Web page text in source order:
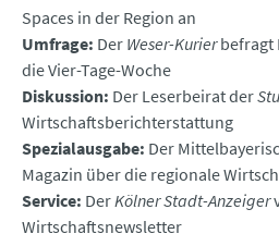
Spaces in der Region an
Umfrage: Der Weser-Kurierbefragt
die Vier-Tage-Woche
Diskussion: Der Leserbeirat der
Wirtschaftsberichterstattung
Spezialausgabe: Der
Magazin über die regionale
Service: DerKölner Stadt-Anzeiger
Wirtschaftsnewsletter